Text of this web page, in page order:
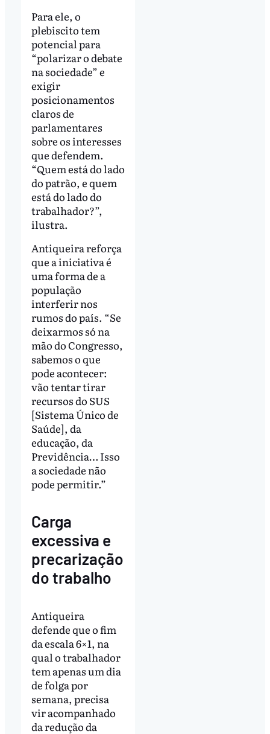
Para ele, o
plebiscito tem
potencial para
“polarizar o debate
na sociedade” e
exigir
posicionamentos
claros de
parlamentares
sobre os interesses
que defendem.
“Quem está do lado
do patrão, e quem
está do lado do
trabalhador?”,
ilustra.
Antiqueira reforça
que a iniciativa é
uma forma de a
população
interferir nos
rumos do país. “Se
deixarmos só na
mão do Congresso,
sabemos o que
pode acontecer:
vão tentar tirar
recursos do SUS
[Sistema Único de
Saúde], da
educação, da
Previdência… Isso
a sociedade não
pode permitir.”
Carga
excessiva e
precarização
do trabalho
Antiqueira
defende que o fim
da escala 6×1, na
qual o trabalhador
tem apenas um dia
de folga por
semana, precisa
vir acompanhado
da redução da